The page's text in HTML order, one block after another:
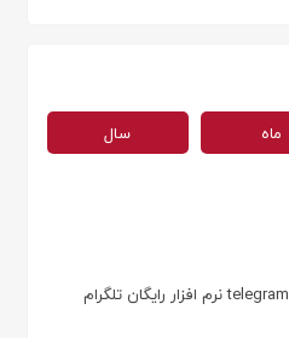
ماه سال
دانلود telegram Desktop 6.5.1 نرم افزار رایگان تلگرام